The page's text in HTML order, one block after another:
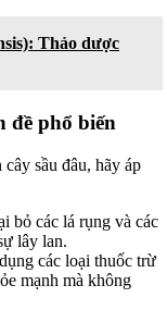
Thảo dược
đề phổ biến
sầu đâu, hãy áp
bỏ các lá rụng và các
lây lan.
các loại thuốc trừ
mạnh mà không